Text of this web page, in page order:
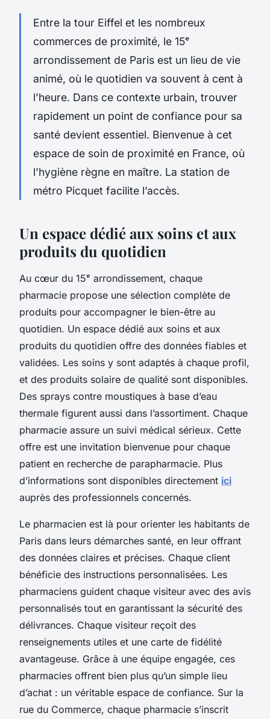
Entre la tour Eiffel et les nombreux
commerces de proximité, le 15ᵉ
arrondissement de Paris est un lieu de vie
animé, où le quotidien va souvent à cent à
l’heure. Dans ce contexte urbain, trouver
rapidement un point de confiance pour sa
santé devient essentiel. Bienvenue à cet
espace de soin de proximité en France, où
l’hygiène règne en maître. La station de
métro Picquet facilite l’accès.
Un espace dédié aux soins et aux
produits du quotidien
Au cœur du 15ᵉ arrondissement, chaque
pharmacie propose une sélection complète de
produits pour accompagner le bien-être au
quotidien. Un espace dédié aux soins et aux
produits du quotidien offre des données fiables et
validées. Les soins y sont adaptés à chaque profil,
et des produits solaire de qualité sont disponibles.
Des sprays contre moustiques à base d’eau
thermale figurent aussi dans l’assortiment. Chaque
pharmacie assure un suivi médical sérieux. Cette
offre est une invitation bienvenue pour chaque
patient en recherche de parapharmacie. Plus
d’informations sont disponibles directement ici
auprès des professionnels concernés.
Le pharmacien est là pour orienter les habitants de
Paris dans leurs démarches santé, en leur offrant
des données claires et précises. Chaque client
bénéficie des instructions personnalisées. Les
pharmaciens guident chaque visiteur avec des avis
personnalisés tout en garantissant la sécurité des
délivrances. Chaque visiteur reçoit des
renseignements utiles et une carte de fidélité
avantageuse. Grâce à une équipe engagée, ces
pharmacies offrent bien plus qu’un simple lieu
d’achat : un véritable espace de confiance. Sur la
rue du Commerce, chaque pharmacie s’inscrit